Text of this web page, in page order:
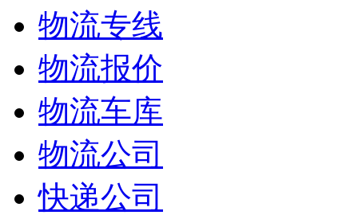
物流专线
物流报价
物流车库
物流公司
快递公司